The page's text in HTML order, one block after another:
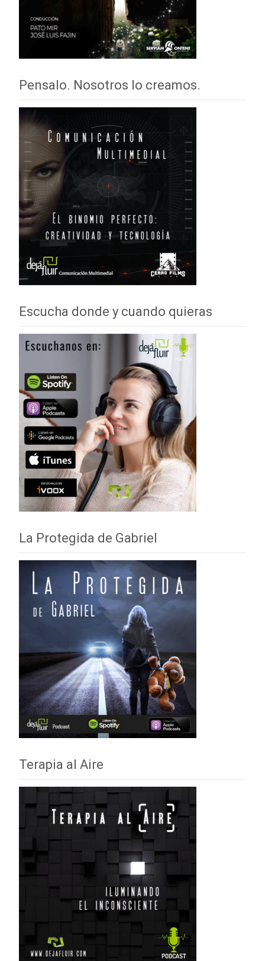
Pensalo. Nosotros lo creamos.
Escucha donde y cuando quieras
La Protegida de Gabriel
Terapia al Aire